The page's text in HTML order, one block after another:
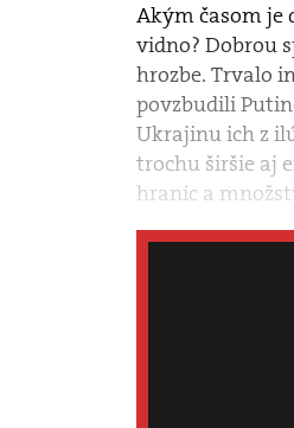
Akým časom je
vidno? Dobrou
hrozbe. Trvalo
povzbudili
Ukrajinu ich z
trochu širšie aj
hraníc a